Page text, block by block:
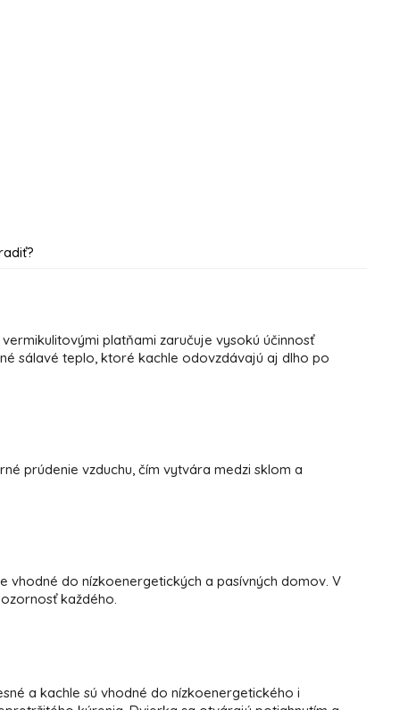
platňami zaručuje vysokú účinnosť
sálavé teplo, ktoré kachle odovzdávajú aj dlho po
prúdenie vzduchu, čím vytvára medzi sklom a
vhodné do nízkoenergetických a pasívných domov. V
každého.
a kachle sú vhodné do nízkoenergetického i